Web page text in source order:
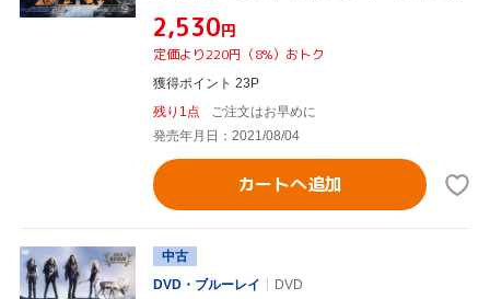
¥2,530円
定価より220円（8%）おトク
獲得ポイント 23P
残り1点
ご注文はお早めに
発売年月日：2021/08/04
カートへ追加
中古
DVD・ブルーレイ
DVD